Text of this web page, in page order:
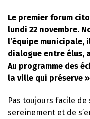
Le premier forum
lundi 22 novembre.
l’équipe
dialogue entre élus,
Au programme des
la ville qui préserve
Pas toujours facile de
sereinement et de